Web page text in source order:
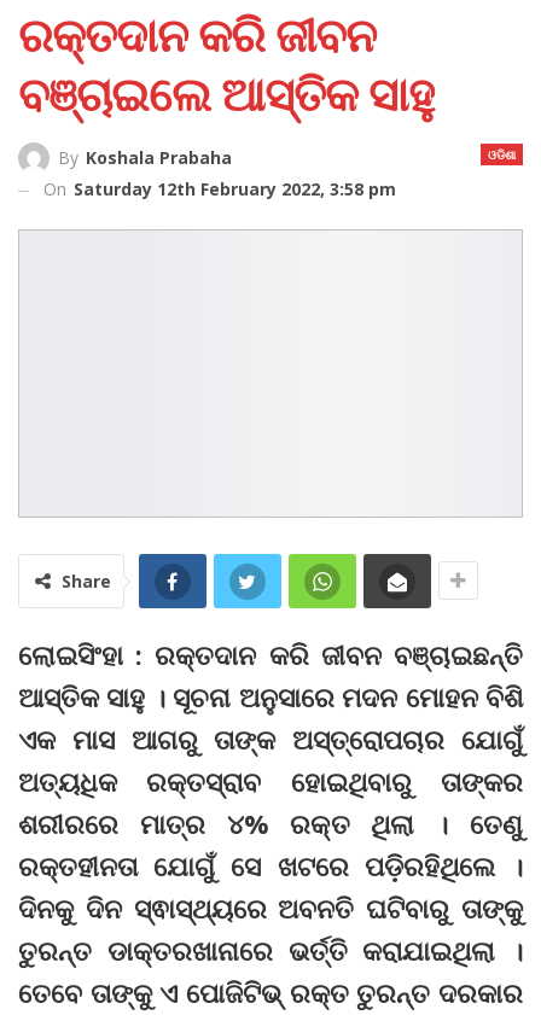
ରକ୍ତଦାନ କରି ଜୀବନ
ବଞ୍ଚାଇଲେ ଆସ୍ତିକ ସାହୁ
ଓଡିଶା
By Koshala Prabaha
On Saturday 12th February 2022, 3:58 pm
Share
ଲୋଇସିଂହା : ରକ୍ତଦାନ କରି ଜୀବନ ବଞ୍ଚାଇଛନ୍ତି
ଆସ୍ତିକ ସାହୁ । ସୂଚନା ଅନୁସାରେ ମଦନ ମୋହନ ବିଶି
ଏକ ମାସ ଆଗରୁ ତାଙ୍କ ଅସ୍ତ୍ରୋପଚାର ଯୋଗୁଁ
ଅତ୍ୟଧିକ ରକ୍ତସ୍ରାବ ହୋଇଥିବାରୁ ତାଙ୍କର
ଶରୀରରେ ମାତ୍ର ୪% ରକ୍ତ ଥିଲା । ତେଣୁ
ରକ୍ତହୀନତା ଯୋଗୁଁ ସେ ଖଟରେ ପଡ଼ିରହିଥିଲେ ।
ଦିନକୁ ଦିନ ସ୍ଵାସ୍ଥ୍ୟରେ ଅବନତି ଘଟିବାରୁ ତାଙ୍କୁ
ତୁରନ୍ତ ଡାକ୍ତରଖାନାରେ ଭର୍ତ୍ତି କରାଯାଇଥିଲା ।
ତେବେ ତାଙ୍କୁ ଏ ପୋଜିଟିଭ୍‌ ରକ୍ତ ତୁରନ୍ତ ଦରକାର